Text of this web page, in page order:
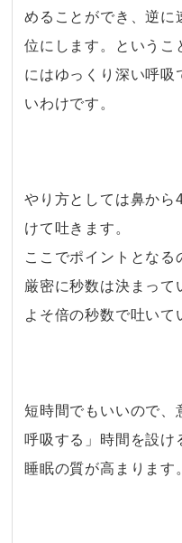
めることができ、逆に
位にします。というこ
にはゆっくり深い呼吸
いわけです。
やり方としては鼻から
けて吐きます。
ここでポイントとなる
厳密に秒数は決まって
よそ倍の秒数で吐いて
短時間でもいいので、
呼吸する」時間を設け
睡眠の質が高まります